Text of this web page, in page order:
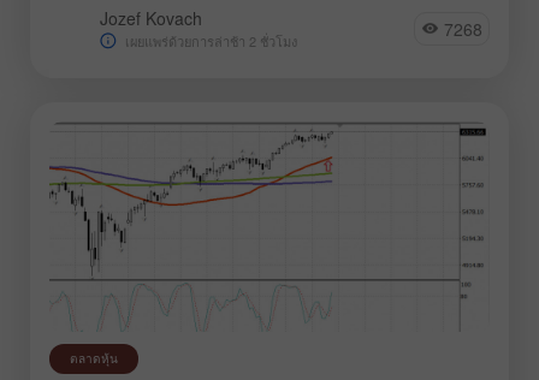
Jozef Kovach
เผยแพร่ด้วยการล่าช้า 2 ชั่วโมง 7268
ตลาดหุ้น